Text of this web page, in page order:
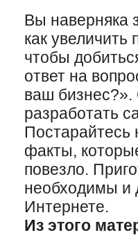
Вы наверняка
как
чтобы
ответ на
ваш бизнес?».
разработать
Постарайтесь
факты,
повезло.
необходимы и
Интернете.
Из этого